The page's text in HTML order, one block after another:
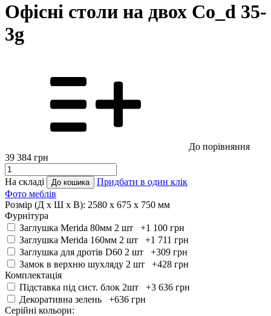
Офісні столи на двох Co_d 35-
3g
До порівняння
39 384 грн
На складі До кошика
Придбати в один клік
Фото меблів
Розмір (Д x Ш x В): 2580 x 675 x 750 мм
Фурнітура
Заглушка Merida 80мм 2 шт +1 100 грн
Заглушка Merida 160мм 2 шт +1 711 грн
Заглушка для дротів D60 2 шт +309 грн
Замок в верхню шухляду 2 шт +428 грн
Комплектація
Підставка під сист. блок 2шт +3 636 грн
Декоративна зелень +636 грн
Серійні кольори: